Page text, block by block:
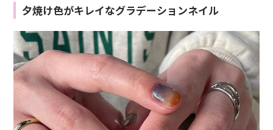
夕焼け色がキレイなグラデーションネイル